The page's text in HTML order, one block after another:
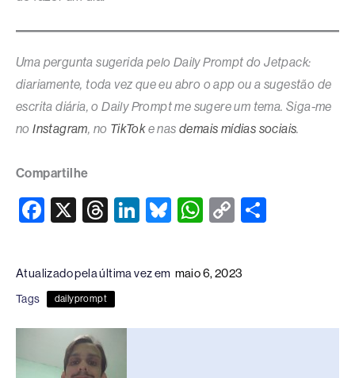
Uma pergunta sugerida pelo Daily Prompt do Jetpack:
diariamente, toda vez que eu abro o app ou a sugestão de
escrita diária, o Daily Prompt me sugere um tema. Siga-me
noInstagram, no TikToke nasdemais mídias sociais.
Compartilhe
F
c
e
b
o
o
X
T
e
a
d
s
Li
e
n
Bl
sk
W
at
s
p
C
p
y
n
Atualizado pela última vez em maio 6, 2023
Tags dailyprompt